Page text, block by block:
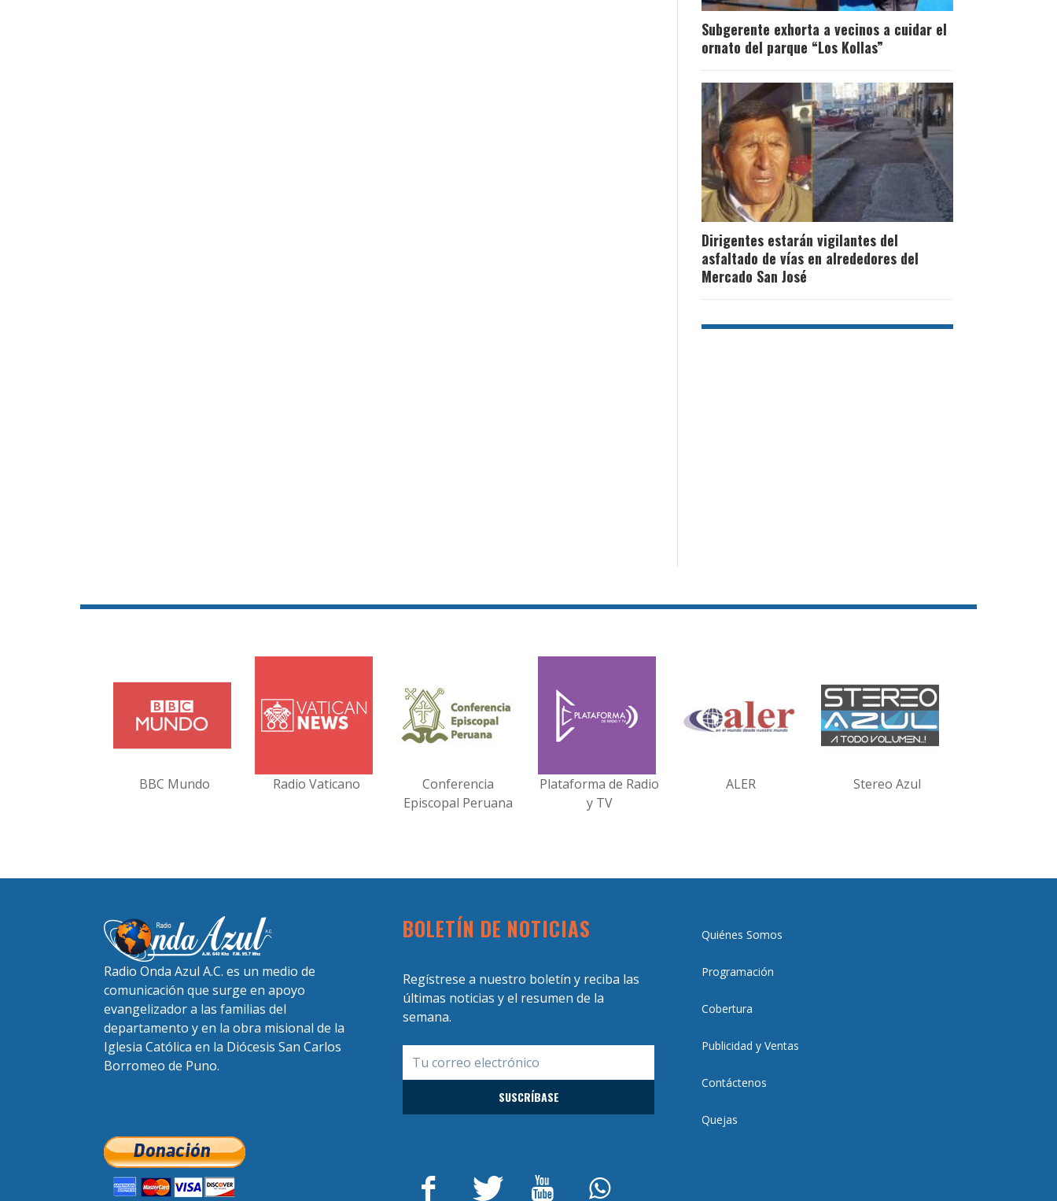
Subgerente exhorta a vecinos a cuidar el
ornato del parque “Los Kollas”
Dirigentes estarán vigilantes del
asfaltado de vías en alrededores del
Mercado San José
BBC Mundo Radio Vaticano
Conferencia
Episcopal Peruana
Plataforma de Radio
y TV
ALER Stereo Azul
Radio Onda Azul A.C. es un medio de
comunicación que surge en apoyo
evangelizador a las familias del
departamento y en la obra misional de la
Iglesia Católica en la Diócesis San Carlos
Borromeo de Puno.
BOLETÍN DE NOTICIAS
Regístrese a nuestro boletín y reciba las
últimas noticias y el resumen de la
semana.
Quiénes Somos
Programación
Cobertura
Publicidad y Ventas
Contáctenos
Quejas